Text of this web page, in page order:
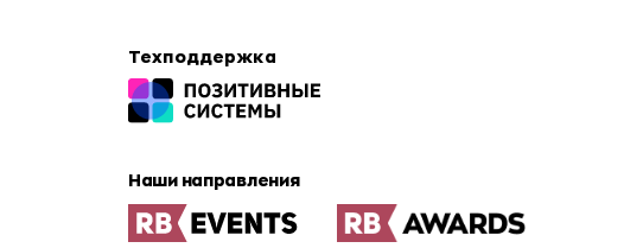
Техподдержка
Наши направления